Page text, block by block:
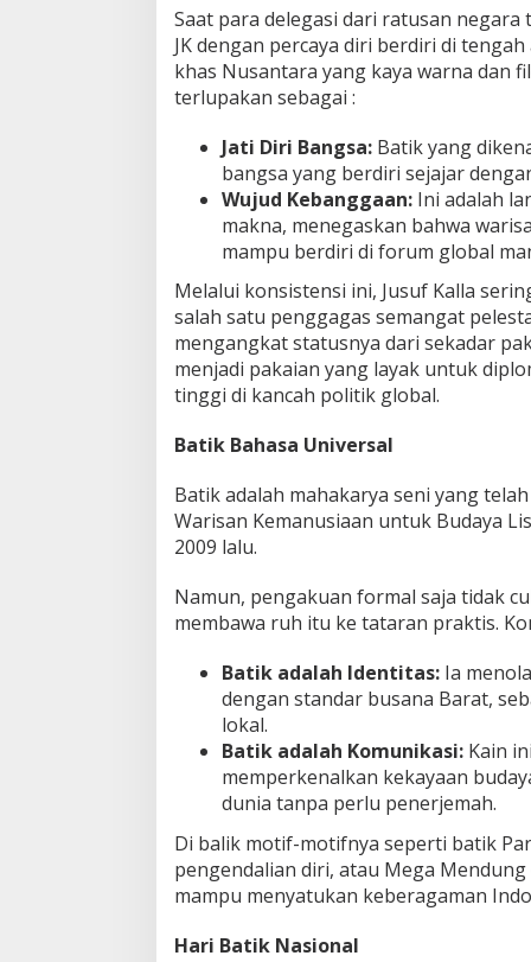
Saat para delegasi dari ratusan
JK dengan percaya diri berdiri di
khas Nusantara yang kaya warna dan
terlupakan sebagai :
Jati Diri Bangsa: Batik yang
bangsa yang berdiri sejajar
Wujud Kebanggaan: Ini adalah
makna, menegaskan bahwa
mampu berdiri di forum global
Melalui konsistensi ini, Jusuf Kalla
salah satu penggagas semangat
mengangkat statusnya dari sekadar
menjadi pakaian yang layak untuk
tinggi di kancah politik global.
Batik Bahasa Universal
Batik adalah mahakarya seni yang
Warisan Kemanusiaan untuk Budaya
2009 lalu.
Namun, pengakuan formal saja tidak
membawa ruh itu ke tataran praktis.
Batik adalah Identitas: Ia
dengan standar busana Barat,
lokal.
Batik adalah Komunikasi: Kain
memperkenalkan kekayaan
dunia tanpa perlu penerjemah.
Di balik motif-motifnya seperti batik
pengendalian diri, atau Mega
mampu menyatukan keberagaman
Hari Batik Nasional